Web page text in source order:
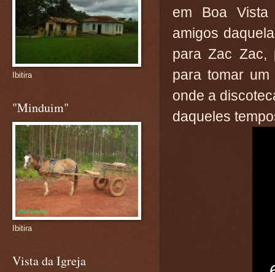
em Boa Vista
amigos
para Zac Zac,
para tomar
onde a
daqueles
Ibitira
"Minduim"
Ibitira
Vista da Igreja